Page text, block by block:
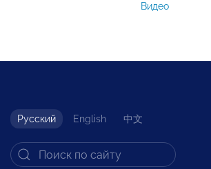
Видео
Русский English 中文